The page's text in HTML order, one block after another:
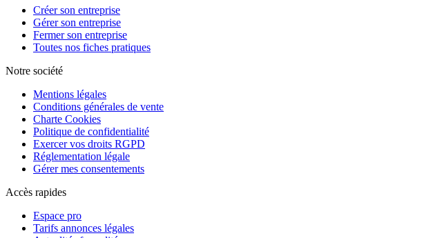
Créer son entreprise
Gérer son entreprise
Fermer son entreprise
Toutes nos fiches pratiques
Notre société
Mentions légales
Conditions générales de vente
Charte Cookies
Politique de confidentialité
Exercer vos droits RGPD
Réglementation légale
Gérer mes consentements
Accès rapides
Espace pro
Tarifs annonces légales